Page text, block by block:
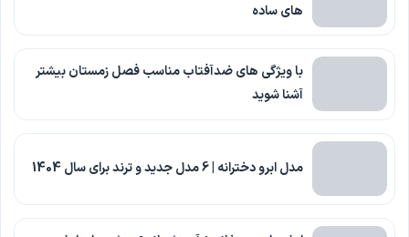
های ساده
با ویژگی های ضدآفتاب مناسب فصل زمستان بیشتر
آشنا شوید
مدل ابرو دخترانه | 6 مدل جدید و ترند برای سال 1404